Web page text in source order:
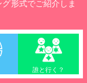
形式でご紹介しま
誰と行く？